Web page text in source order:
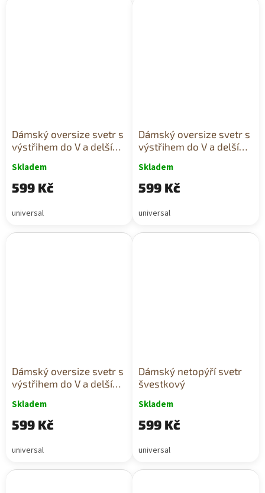
Dámský oversize svetr s
výstřihem do V a delším
Skladem
599 Kč
universal
Dámský oversize svetr s
výstřihem do V a delším
Skladem
599 Kč
universal
Dámský oversize svetr s
výstřihem do V a delším
Skladem
599 Kč
universal
Dámský netopýří svetr
švestkový
Skladem
599 Kč
universal